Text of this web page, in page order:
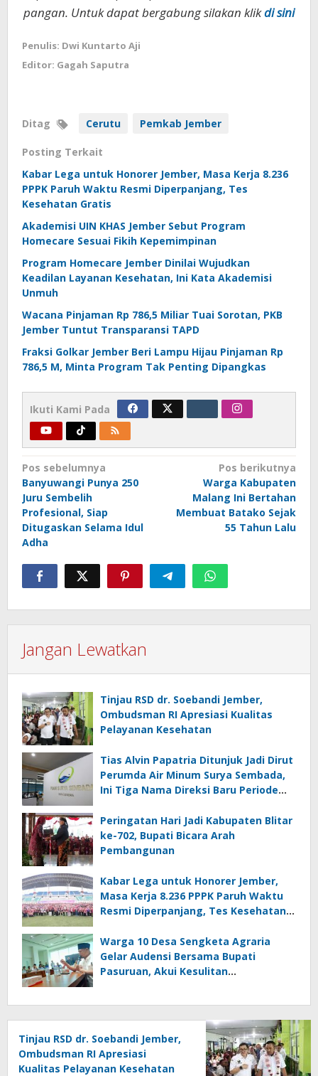
pangan. Untuk dapat bergabung silakan klikdi sini
Penulis: Dwi Kuntarto Aji
Editor: Gagah Saputra
Ditag Cerutu Pemkab Jember
Posting Terkait
Kabar Lega untuk Honorer Jember, Masa Kerja 8.236
PPPK Paruh Waktu Resmi Diperpanjang, Tes
Kesehatan Gratis
Akademisi UIN KHAS Jember Sebut Program
Homecare Sesuai Fikih Kepemimpinan
Program Homecare Jember Dinilai Wujudkan
Keadilan Layanan Kesehatan, Ini Kata Akademisi
Unmuh
Wacana Pinjaman Rp 786,5 Miliar Tuai Sorotan, PKB
Jember Tuntut Transparansi TAPD
Fraksi Golkar Jember Beri Lampu Hijau Pinjaman Rp
786,5 M, Minta Program Tak Penting Dipangkas
Ikuti Kami Pada
Navigasi
pos
Pos sebelumnya
Banyuwangi Punya 250
Juru Sembelih
Profesional, Siap
Ditugaskan Selama Idul
Adha
Pos berikutnya
Warga Kabupaten
Malang Ini Bertahan
Membuat Batako Sejak
55 Tahun Lalu
Jangan Lewatkan
Tinjau RSD dr. Soebandi Jember,
Ombudsman RI Apresiasi Kualitas
Pelayanan Kesehatan
Tias Alvin Papatria Ditunjuk Jadi Dirut
Perumda Air Minum Surya Sembada,
Ini Tiga Nama Direksi Baru Periode
Peringatan Hari Jadi Kabupaten Blitar
ke-702, Bupati Bicara Arah
Pembangunan
Kabar Lega untuk Honorer Jember,
Masa Kerja 8.236 PPPK Paruh Waktu
Resmi Diperpanjang, Tes Kesehatan
Warga 10 Desa Sengketa Agraria
Gelar Audensi Bersama Bupati
Pasuruan, Akui Kesulitan
Tinjau RSD dr. Soebandi Jember,
Ombudsman RI Apresiasi
Kualitas Pelayanan Kesehatan